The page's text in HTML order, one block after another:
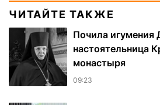
ЧИТАЙТЕ ТАКЖЕ
Почила игумения
настоятельница
монастыря
09:23